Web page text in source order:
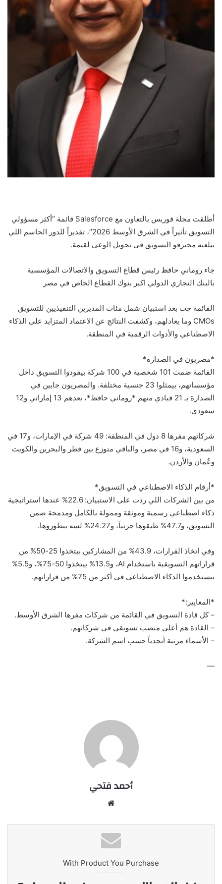
أطلقت مجلة فوربس بالتعاون مع Salesforce قائمة “أكثر مسؤولي
التسويق تأثيراً في الشرق الأوسط 2026″، تقديراً للدور الحاسم اللي
بيلعبه محترفو التسويق في تحويل الوعي لقيمة.
جاء روماني حافظ رئيس قطاع التسويق والاتصالات المؤسسية
بالبنك التجاري الدولي اكبر بنوك القطاع الخاص في مصر
القائمة جت بعد استبيان شمل مئات المديرين التنفيذيين للتسويق
CMOs وما يعادلهم، وكشفت النتائج عن الاعتماد المتزايد على الذكاء
الاصطناعي والأدوات الرقمية في المنطقة.
*مصريون في الصدارة*
القائمة ضمت 101 شخصية في 100 شركة بيقودوا التسويق داخل
مؤسساتهم، بيمثلوا 23 جنسية مختلفة. والمصريون جايين في
الصدارة بـ 21 قيادي منهم *روماني حافظ*، بعدهم 13 إماراتي و12
سعودي.
شركاتهم مقرها 8 دول في المنطقة: 49 شركة في الإمارات، و17 في
السعودية، و16 في مصر، والباقي متوزع بين قطر والبحرين والكويت
وعُمان والأردن.
*أرقام الذكاء الاصطناعي في التسويق*
من بين الشركات اللي ردت على الاستبيان: 22.6% عندها استراتيجية
ذكاء اصطناعي رسمية وموثقة وممولة بالكامل ومدمجة ضمن
التسويق، و47.7% طبقوها جزئياً، و24.27% لسه بيطوروها.
وفي اتخاذ القرارات، 43.9% من المشاركين بيتخذوا 25-50% من
قراراتهم التسويقية باستخدام AI، و13.5% بيتخذوا 50-75%، و5.5%
بيستخدموا الذكاء الاصطناعي في أكتر من 75% من قراراتهم.
*المعايير:*
– كل قادة التسويق في القائمة من شركات مقرها الشرق الأوسط.
– القادة هم أعلى منصب تسويقي في شركاتهم.
– الأسماء مرتبة أبجدياً حسب اسم الشركة.
—
أحمد فتحي
With Product You Purchase